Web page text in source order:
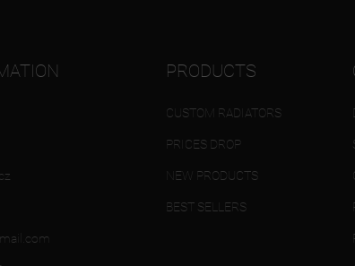
PRODUCTS
CUSTOM RADIATORS
PRICES DROP
NEW PRODUCTS
BEST SELLERS